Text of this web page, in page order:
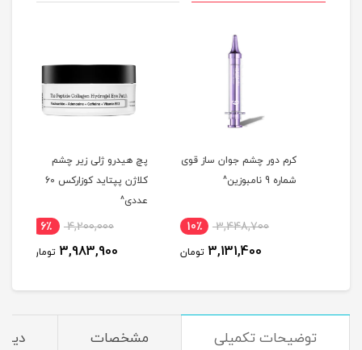
کرم دور چشم جوان ساز قوی
شماره 9 نامبوزین^
3,448,700 10٪
3,131,400 تومان
پچ هیدرو ژلی زیر چشم
کلاژن پپتاید کوزارکس 60
عددی^
4,200,000 6٪
3,983,900 تومان
توضیحات تکمیلی مشخصات